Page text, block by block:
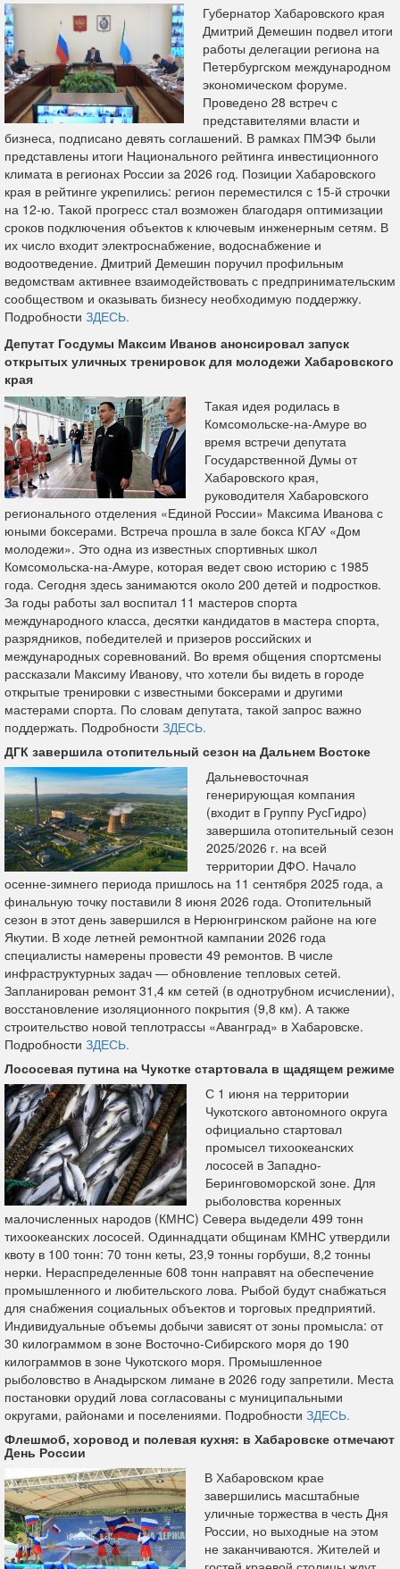
Губернатор Хабаровского края
Дмитрий Демешин подвел итоги
работы делегации региона на
Петербургском международном
экономическом форуме.
Проведено 28 встреч с
представителями власти и
бизнеса, подписано девять соглашений. В рамках ПМЭФ были
представлены итоги Национального рейтинга инвестиционного
климата в регионах России за 2026 год. Позиции Хабаровского
края в рейтинге укрепились: регион переместился с 15‑й строчки
на 12‑ю. Такой прогресс стал возможен благодаря оптимизации
сроков подключения объектов к ключевым инженерным сетям. В
их число входит электроснабжение, водоснабжение и
водоотведение. Дмитрий Демешин поручил профильным
ведомствам активнее взаимодействовать с предпринимательским
сообществом и оказывать бизнесу необходимую поддержку.
Подробности ЗДЕСЬ.
Депутат Госдумы Максим Иванов анонсировал запуск
открытых уличных тренировок для молодежи Хабаровского
края
Такая идея родилась в
Комсомольске-на-Амуре во
время встречи депутата
Государственной Думы от
Хабаровского края,
руководителя Хабаровского
регионального отделения «Единой России» Максима Иванова с
юными боксерами. Встреча прошла в зале бокса КГАУ «Дом
молодежи». Это одна из известных спортивных школ
Комсомольска-на-Амуре, которая ведет свою историю с 1985
года. Сегодня здесь занимаются около 200 детей и подростков.
За годы работы зал воспитал 11 мастеров спорта
международного класса, десятки кандидатов в мастера спорта,
разрядников, победителей и призеров российских и
международных соревнований. Во время общения спортсмены
рассказали Максиму Иванову, что хотели бы видеть в городе
открытые тренировки с известными боксерами и другими
мастерами спорта. По словам депутата, такой запрос важно
поддержать. Подробности ЗДЕСЬ.
ДГК завершила отопительный сезон на Дальнем Востоке
Дальневосточная
генерирующая компания
(входит в Группу РусГидро)
завершила отопительный сезон
2025/2026 г. на всей
территории ДФО. Начало
осенне‑зимнего периода пришлось на 11 сентября 2025 года, а
финальную точку поставили 8 июня 2026 года. Отопительный
сезон в этот день завершился в Нерюнгринском районе на юге
Якутии. В ходе летней ремонтной кампании 2026 года
специалисты намерены провести 49 ремонтов. В числе
инфраструктурных задач — обновление тепловых сетей.
Запланирован ремонт 31,4 км сетей (в однотрубном исчислении),
восстановление изоляционного покрытия (9,8 км). А также
строительство новой теплотрассы «Аванград» в Хабаровске.
Подробности ЗДЕСЬ.
Лососевая путина на Чукотке стартовала в щадящем режиме
С 1 июня на территории
Чукотского автономного округа
официально стартовал
промысел тихоокеанских
лососей в Западно-
Беринговоморской зоне. Для
рыболовства коренных
малочисленных народов (КМНС) Севера выдедели 499 тонн
тихоокеанских лососей. Одиннадцати общинам КМНС утвердили
квоту в 100 тонн: 70 тонн кеты, 23,9 тонны горбуши, 8,2 тонны
нерки. Нераспределенные 608 тонн направят на обеспечение
промышленного и любительского лова. Рыбой будут снабжаться
для снабжения социальных объектов и торговых предприятий.
Индивидуальные объемы добычи зависят от зоны промысла: от
30 килограммом в зоне Восточно-Сибирского моря до 190
килограммов в зоне Чукотского моря. Промышленное
рыболовство в Анадырском лимане в 2026 году запретили. Места
постановки орудий лова согласованы с муниципальными
округами, районами и поселениями. Подробности ЗДЕСЬ.
Флешмоб, хоровод и полевая кухня: в Хабаровске отмечают
День России
В Хабаровском крае
завершились масштабные
уличные торжества в честь Дня
России, но выходные на этом
не заканчиваются. Жителей и